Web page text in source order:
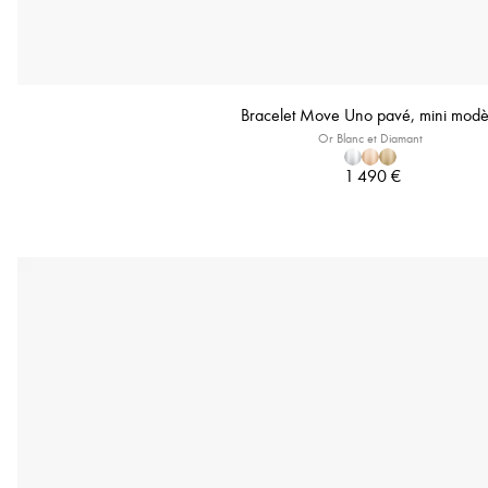
Bracelet Move Uno pavé, mini
Or Blanc et Diamant
1 490 €